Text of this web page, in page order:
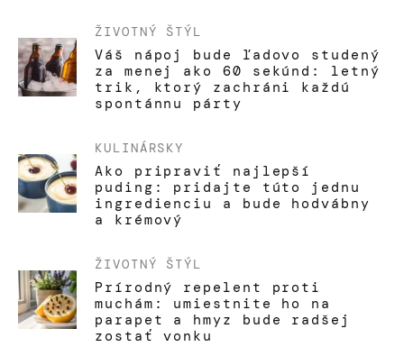
ŽIVOTNÝ ŠTÝL
Váš nápoj bude ľadovo studený
za menej ako 60 sekúnd: letný
trik, ktorý zachráni každú
spontánnu párty
KULINÁRSKY
Ako pripraviť najlepší
puding: pridajte túto jednu
ingredienciu a bude hodvábny
a krémový
ŽIVOTNÝ ŠTÝL
Prírodný repelent proti
muchám: umiestnite ho na
parapet a hmyz bude radšej
zostať vonku